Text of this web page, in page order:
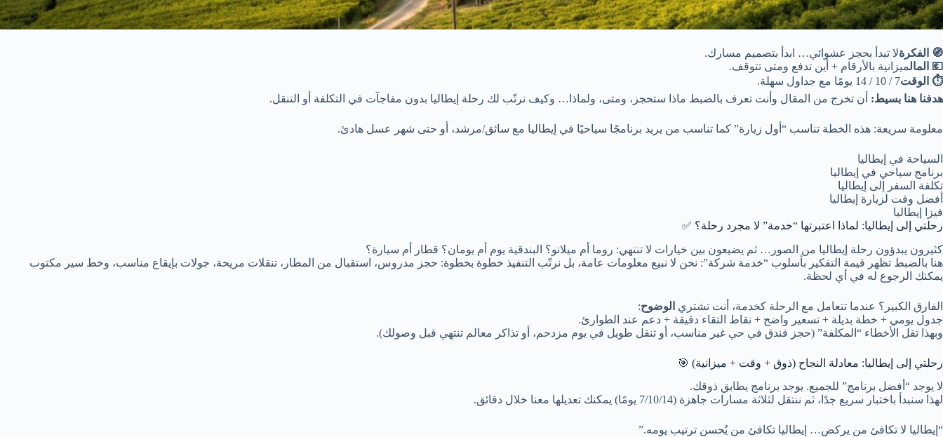
🧭 الفكرةلا تبدأ بحجز عشوائي… ابدأ بتصميم مسارك.
💶 المالميزانية بالأرقام + أين تدفع ومتى تتوقف.
⏱️ الوقت7 / 10 / 14 يومًا مع جداول سهلة.
هدفنا هنا بسيط: أن تخرج من المقال وأنت تعرف بالضبط ماذا ستحجز، ومتى، ولماذا… وكيف نرتّب لك رحلة إيطاليا بدون مفاجآت في التكلفة أو التنقل.
معلومة سريعة: هذه الخطة تناسب “أول زيارة” كما تناسب من يريد برنامجًا سياحيًا في إيطاليا مع سائق/مرشد، أو حتى شهر عسل هادئ.
السياحة في إيطاليا
برنامج سياحي في إيطاليا
تكلفة السفر إلى إيطاليا
أفضل وقت لزيارة إيطاليا
فيزا إيطاليا
رحلتي إلى إيطاليا: لماذا اعتبرتها “خدمة” لا مجرد رحلة؟ ✅
كثيرون يبدؤون رحلة إيطاليا من الصور… ثم يضيعون بين خيارات لا تنتهي: روما أم ميلانو؟ البندقية يوم أم يومان؟ قطار أم سيارة؟
هنا بالضبط تظهر قيمة التفكير بأسلوب “خدمة شركة”: نحن لا نبيع معلومات عامة، بل نرتّب التنفيذ خطوة بخطوة: حجز مدروس، استقبال من المطار، تنقلات مريحة، جولات بإيقاع مناسب، وخط سير مكتوب
يمكنك الرجوع له في أي لحظة.
الفارق الكبير؟ عندما تتعامل مع الرحلة كخدمة، أنت تشتري الوضوح:
جدول يومي + خطة بديلة + تسعير واضح + نقاط التقاء دقيقة + دعم عند الطوارئ.
وبهذا تقل الأخطاء “المكلفة” (حجز فندق في حي غير مناسب، أو تنقل طويل في يوم مزدحم، أو تذاكر معالم تنتهي قبل وصولك).
رحلتي إلى إيطاليا: معادلة النجاح (ذوق + وقت + ميزانية) 🎯
لا يوجد “أفضل برنامج” للجميع. يوجد برنامج يطابق ذوقك.
لهذا سنبدأ باختبار سريع جدًا، ثم ننتقل لثلاثة مسارات جاهزة (7/10/14 يومًا) يمكنك تعديلها معنا خلال دقائق.
“إيطاليا لا تكافئ من يركض… إيطاليا تكافئ من يُحسن ترتيب يومه.”